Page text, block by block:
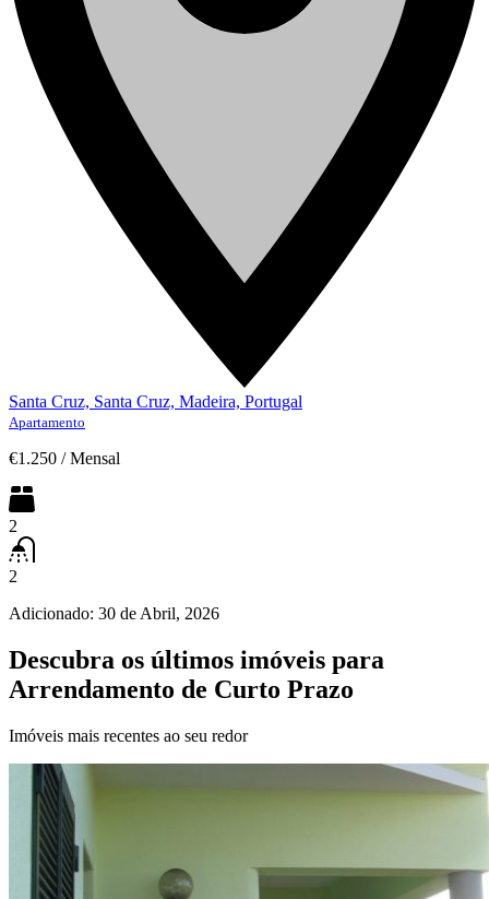
Santa Cruz, Santa Cruz, Madeira, Portugal
Apartamento
€1.250 / Mensal
2
2
Adicionado: 30 de Abril, 2026
Descubra os últimos imóveis para
Arrendamento de Curto Prazo
Imóveis mais recentes ao seu redor